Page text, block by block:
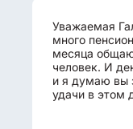
Уважаемая
много
месяца
человек. И
и я думаю вы
удачи в этом